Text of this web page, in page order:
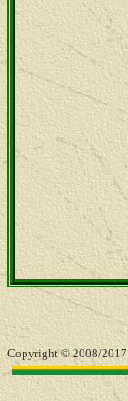
Copyright © 2008/2017